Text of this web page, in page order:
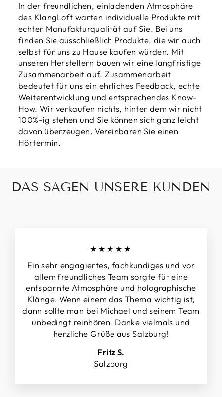
In der freundlichen, einladenden Atmosphäre
des KlangLoft warten individuelle Produkte mit
echter Manufakturqualität auf Sie. Bei uns
finden Sie ausschließlich Produkte, die wir auch
selbst für uns zu Hause kaufen würden. Mit
unseren Herstellern bauen wir eine langfristige
Zusammenarbeit auf. Zusammenarbeit
bedeutet für uns ein ehrliches Feedback, echte
Weiterentwicklung und entsprechendes Know-
How. Wir verkaufen nichts, hinter dem wir nicht
100%-ig stehen und Sie können sich ganz leicht
davon überzeugen. Vereinbaren Sie einen
Hörtermin.
DAS SAGEN UNSERE KUNDEN
★★★★★
Ein sehr engagiertes, fachkundiges und vor
allem freundliches Team sorgte für eine
entspannte Atmosphäre und holographische
Klänge. Wenn einem das Thema wichtig ist,
dann sollte man bei Michael und seinem Team
unbedingt reinhören. Danke vielmals und
herzliche Grüße aus Salzburg!
Fritz S.
Salzburg